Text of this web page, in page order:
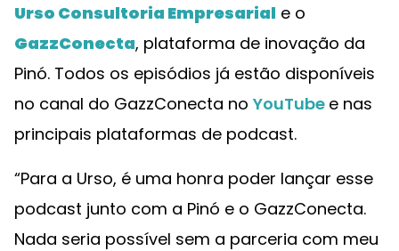
Urso Consultoria Empresarial e o
GazzConecta, plataforma de inovação da
Pinó. Todos os episódios já estão disponíveis
no canal do GazzConecta no YouTube e nas
principais plataformas de podcast.
“Para a Urso, é uma honra poder lançar esse
podcast junto com a Pinó e o GazzConecta.
Nada seria possível sem a parceria com meu